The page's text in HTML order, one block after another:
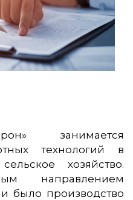
занимается
технологий в
хозяйство.
направлением
было производство